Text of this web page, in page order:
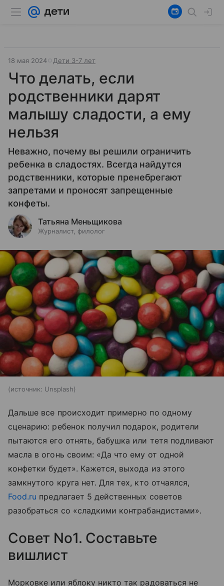
18 мая 2024 Дети 3-7 лет
Что делать, если
родственники дарят
малышу сладости, а ему
нельзя
Неважно, почему вы решили ограничить
ребенка в сладостях. Всегда найдутся
родственники, которые пренебрегают
запретами и проносят запрещенные
конфеты.
Татьяна Меньщикова
Журналист, филолог
источник: Unsplash
Дальше все происходит примерно по одному
сценарию: ребенок получил подарок, родители
пытаются его отнять, бабушка или тетя подливают
масла в огонь своим: «Да что ему от одной
конфетки будет». Кажется, выхода из этого
замкнутого круга нет. Для тех, кто отчаялся,
Food.ru предлагает 5 действенных советов
разобраться со «сладкими контрабандистами».
Совет No1. Составьте
вишлист
Морковке или яблоку никто так радоваться не